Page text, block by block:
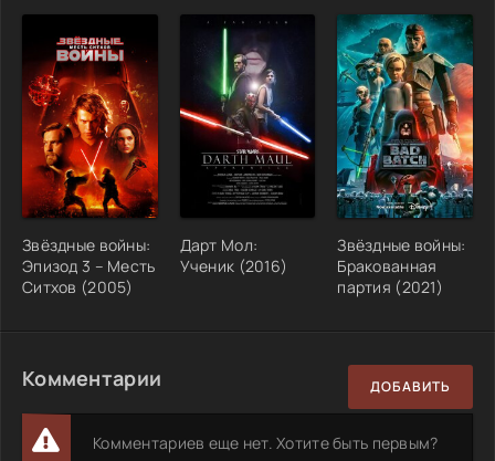
Звёздные войны:
Эпизод 3 – Месть
Ситхов (2005)
Дарт Мол:
Ученик (2016)
Звёздные войны:
Бракованная
партия (2021)
Комментарии ДОБАВИТЬ
Комментариев еще нет. Хотите быть первым?